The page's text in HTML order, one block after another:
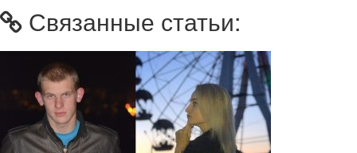
Связанные статьи: